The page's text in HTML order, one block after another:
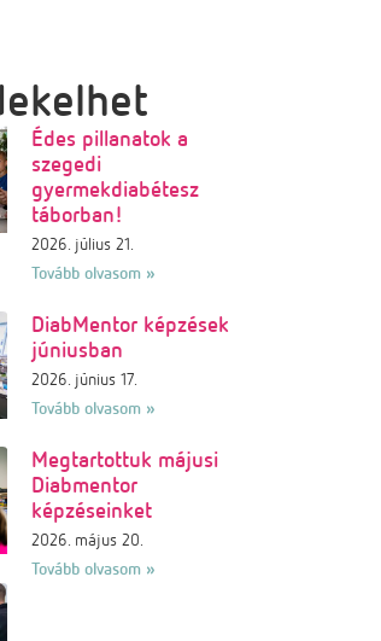
Édes pillanatok a
szegedi
gyermekdiabétesz
táborban!
2026. július 21.
Tovább olvasom »
DiabMentor képzések
júniusban
2026. június 17.
Tovább olvasom »
Megtartottuk májusi
Diabmentor
képzéseinket
2026. május 20.
Tovább olvasom »